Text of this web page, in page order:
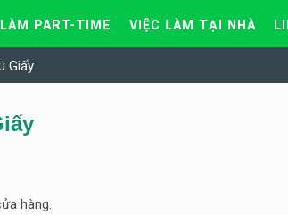
PART-TIME VIỆC LÀM TẠI NHÀ
Giấy
hàng.